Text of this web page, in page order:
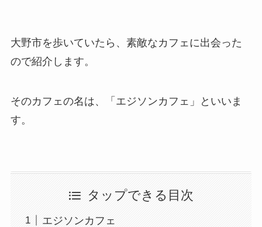
大野市を歩いていたら、素敵なカフェに出会った
ので紹介します。
そのカフェの名は、「エジソンカフェ」といいま
す。
タップできる目次
エジソンカフェ